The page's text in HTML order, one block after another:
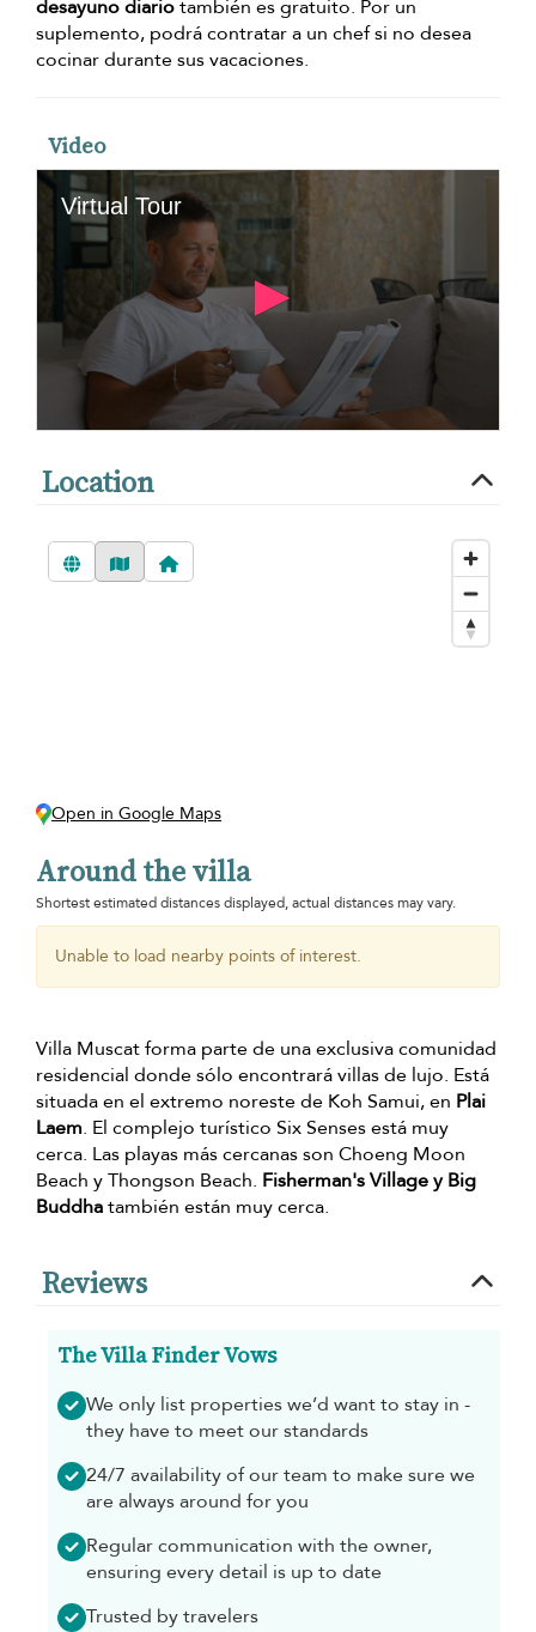
desayuno diariotambién es gratuito. Por un
suplemento, podrá contratar a un chef si no desea
cocinar durante sus vacaciones.
Video
Location
Open in Google Maps
Around the villa
Shortest estimated distances displayed, actual distances may vary.
Unable to load nearby points of interest.
Villa Muscat forma parte de una exclusiva comunidad
residencial donde sólo encontrará villas de lujo. Está
situada en el extremo noreste de Koh Samui, en Plai
Laem. El complejo turístico Six Senses está muy
cerca. Las playas más cercanas son Choeng Moon
Beach y Thongson Beach. Fisherman's Village y Big
Buddhatambién están muy cerca.
Reviews
The Villa Finder Vows
We only list properties we’d want to stay in -
they have to meet our standards
24/7 availability of our team to make sure we
are always around for you
Regular communication with the owner,
ensuring every detail is up to date
Trusted by travelers